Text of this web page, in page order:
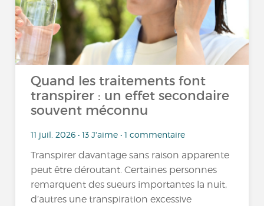
Quand les traitements font
transpirer : un effet secondaire
souvent méconnu
11 juil. 2026 • 13 J'aime • 1 commentaire
Transpirer davantage sans raison apparente
peut être déroutant. Certaines personnes
remarquent des sueurs importantes la nuit,
d’autres une transpiration excessive